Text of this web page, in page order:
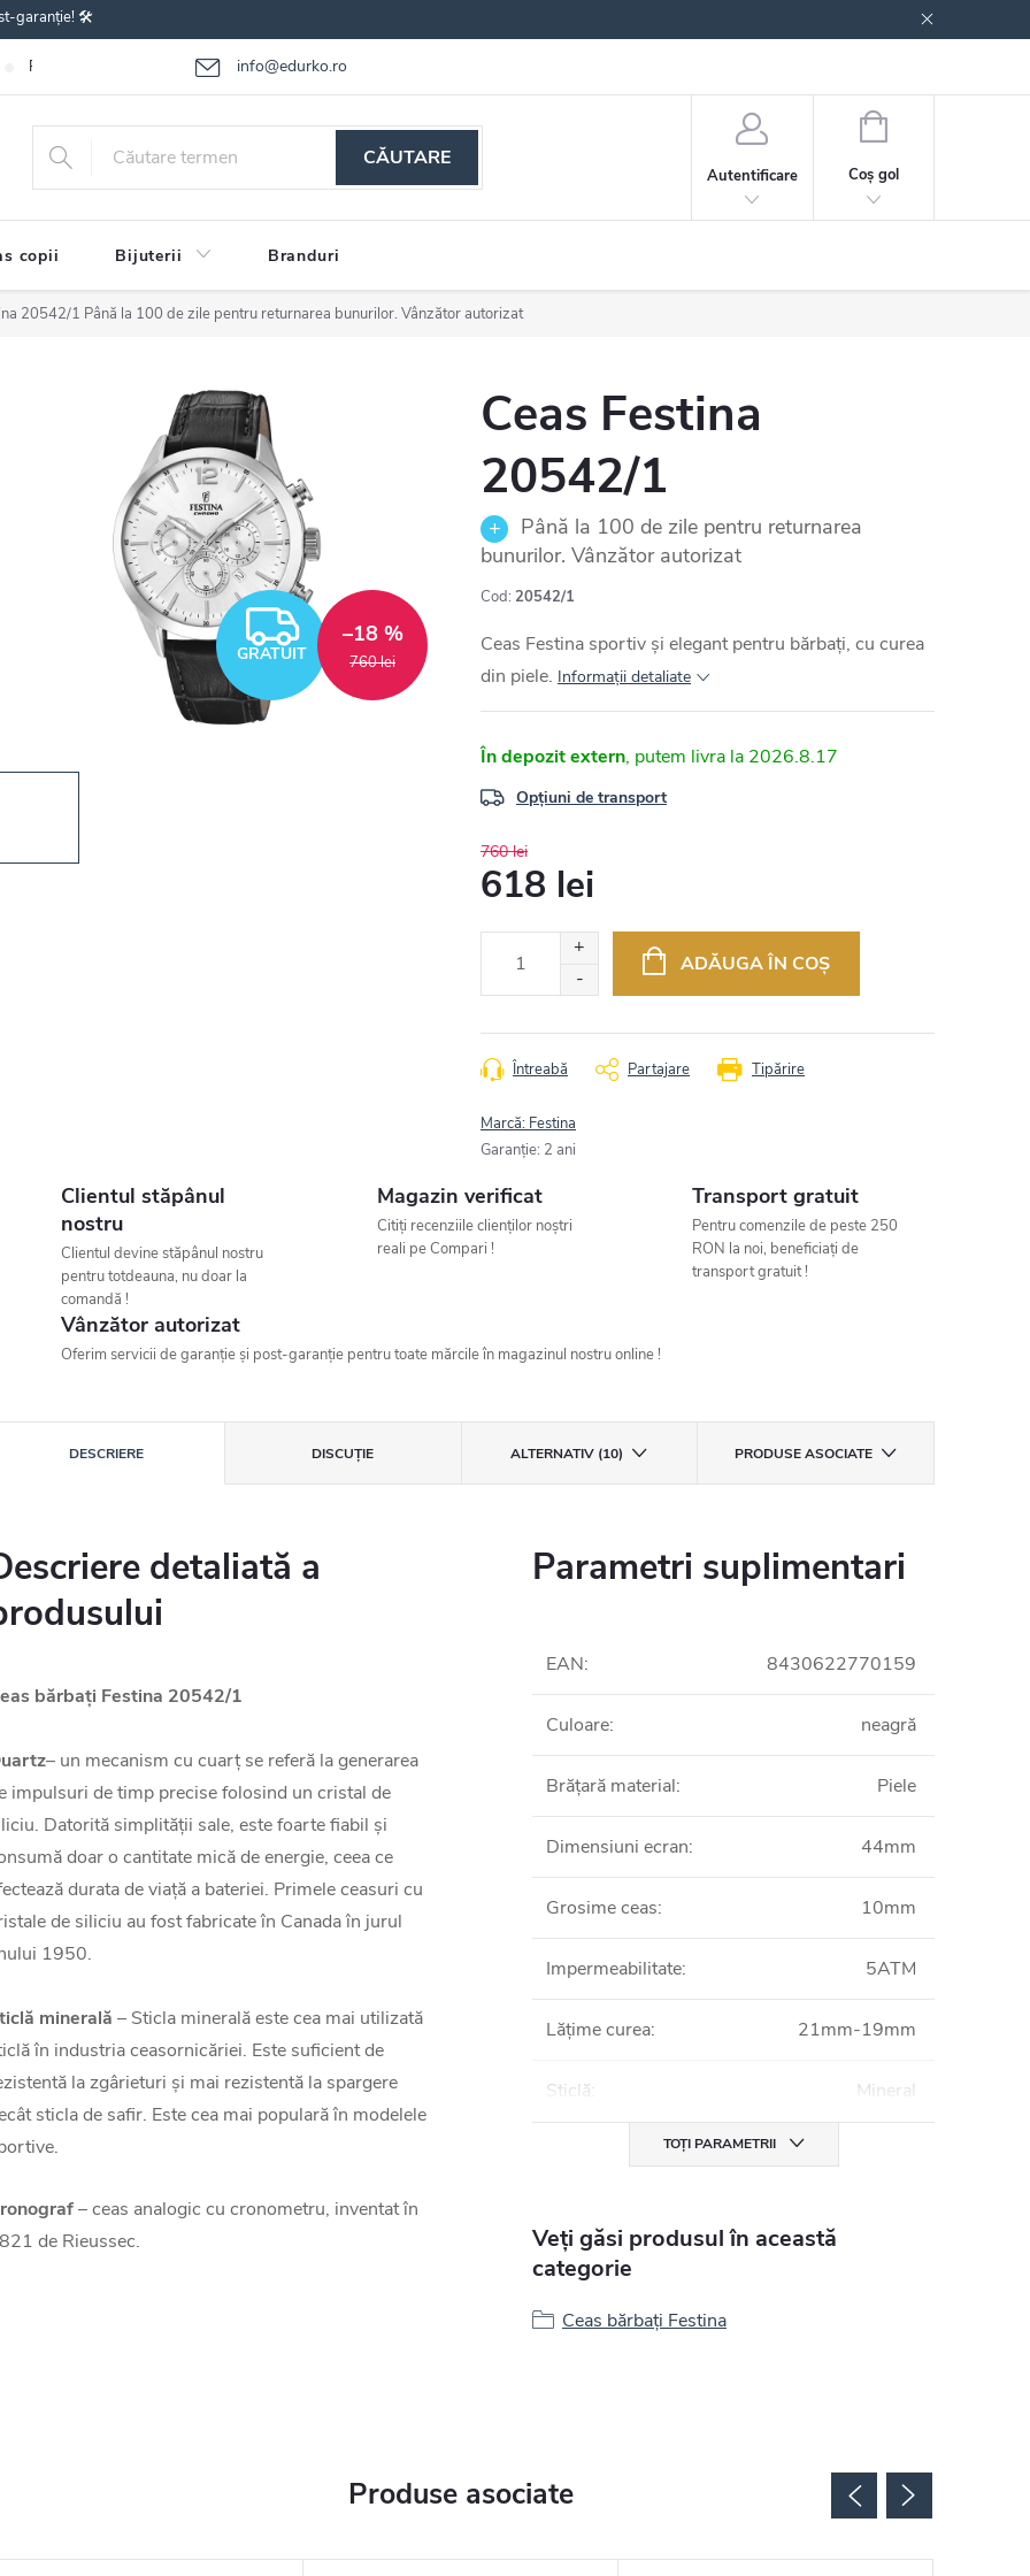
garanție! 🛠️
info@edurko.ro
Reclamațiile bunurilor Întrebări frecvente
CĂUTARE
Autentificare
COŞ
CUMPĂRĂTURI
Coş gol
copii Bijuterii Branduri
20542/1 Până la 100 de zile pentru returnarea bunurilor. Vânzător autorizat
GRATUIT
GRATUIT 760 lei
–18 %
Ceas Festina
20542/1
Până la 100 de zile pentru returnarea
bunurilor. Vânzător autorizat
Cod: 20542/1
Ceas Festina sportiv și elegant pentru bărbați, cu curea
din piele. Informaţii detaliate
În depozit extern 2026.8.17
Opțiuni de transport
760 lei
618 lei
ADĂUGA ÎN COŞ
Tipărire
Întreabă Partajare
Marcă: Festina
Garanţie: 2 ani
Clientul stăpânul
nostru
Clientul devine stăpânul nostru
pentru totdeauna, nu doar la
comandă !
Magazin verificat
Citiți recenziile clienților noștri
reali pe Compari !
Transport gratuit
Pentru comenzile de peste 250
RON la noi, beneficiați de
transport gratuit !
Vânzător autorizat
Oferim servicii de garanție și post-garanție pentru toate mărcile în magazinul nostru online !
DESCRIERE DISCUŢIE ALTERNATIV (10) PRODUSE ASOCIATE
detaliată a
bărbați Festina 20542/1
– un mecanism cu cuarț se referă la generarea
impulsuri de timp precise folosind un cristal de
Datorită simplității sale, este foarte fiabil și
doar o cantitate mică de energie, ceea ce
durata de viață a bateriei. Primele ceasuri cu
de siliciu au fost fabricate în Canada în jurul
1950.
minerală – Sticla minerală este cea mai utilizată
în industria ceasornicăriei. Este suficient de
la zgârieturi și mai rezistentă la spargere
sticla de safir. Este cea mai populară în modelele
– ceas analogic cu cronometru, inventat în
de Rieussec.
Parametri suplimentari
EAN: 8430622770159
Culoare: neagră
Brățară material: Piele
Dimensiuni ecran: 44mm
Grosime ceas: 10mm
Impermeabilitate: 5ATM
Lățime curea: 21mm-19mm
Sticlă: Mineral
TOȚI PARAMETRII
Veți găsi produsul în această
categorie
Ceas bărbați Festina
Produse asociate